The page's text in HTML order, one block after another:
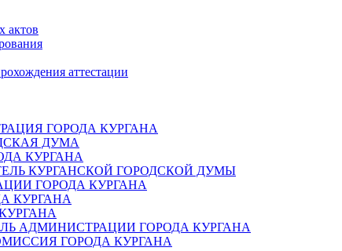
актов
аттестации
ГОРОДА КУРГАНА
ДУМА
КУРГАНА
КУРГАНСКОЙ ГОРОДСКОЙ ДУМЫ
ГОРОДА КУРГАНА
КУРГАНА
АДМИНИСТРАЦИИ ГОРОДА КУРГАНА
ГОРОДА КУРГАНА